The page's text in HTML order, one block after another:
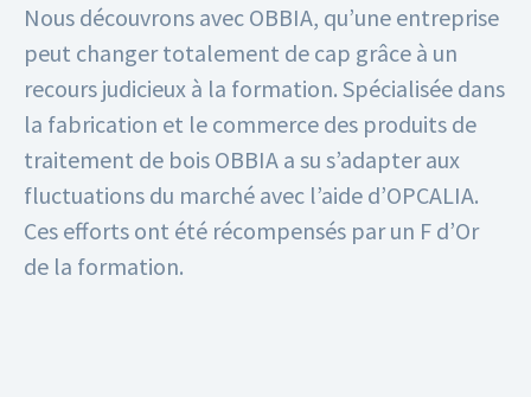
Nous découvrons avec OBBIA, qu’une entreprise
peut changer totalement de cap grâce à un
recours judicieux à la formation. Spécialisée dans
la fabrication et le commerce des produits de
traitement de bois OBBIA a su s’adapter aux
fluctuations du marché avec l’aide d’OPCALIA.
Ces efforts ont été récompensés par un F d’Or
de la formation.